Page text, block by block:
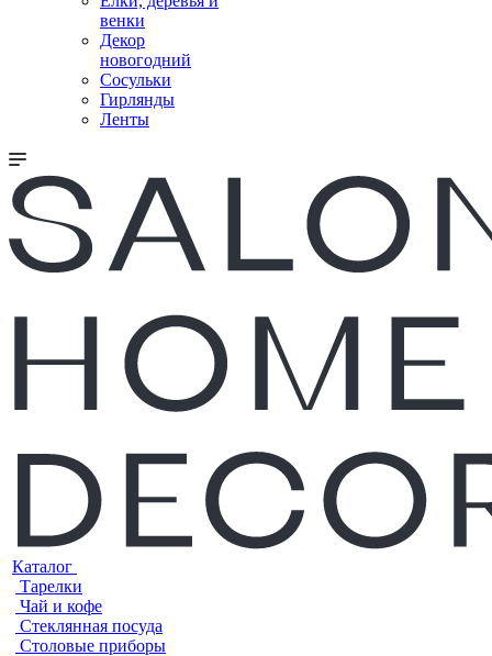
венки
Декор
новогодний
Сосульки
Гирлянды
Ленты
Каталог
Тарелки
Чай и кофе
Стеклянная посуда
Столовые приборы